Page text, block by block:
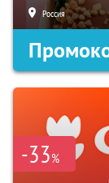
Россия
-33%